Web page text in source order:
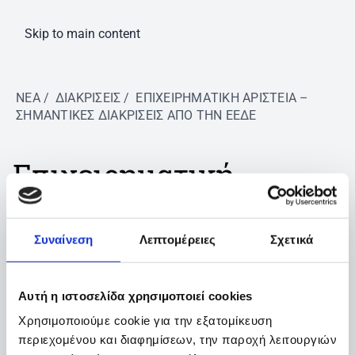
Συναίνεση Λεπτομέρειες Σχετικά
Αυτή η ιστοσελίδα χρησιμοποιεί cookies
Χρησιμοποιούμε cookie για την εξατομίκευση
περιεχομένου και διαφημίσεων, την παροχή λειτουργιών
Skip to main content
ΝΈΑ ΔΙΑΚΡΊΣΕΙΣ
ΕΠΙΧΕΙΡΗΜΑΤΙΚΉ ΑΡΙΣΤΕΊΑ –
ΣΗΜΑΝΤΙΚΈΣ ΔΙΑΚΡΊΣΕΙΣ ΑΠΌ ΤΗΝ ΕΕΔΕ
Επιχειρηματική
Αριστεία – Σημαντικές
διακρίσεις από την
ΕΕΔΕ